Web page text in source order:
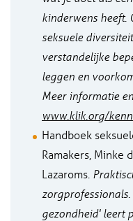
kinderwens heeft.
seksuele
verstandelijke
leggen en
Meer informatie
www.klik.org/
Handboek
Ramakers, Minke
Lazaroms.
gezondheid' leert